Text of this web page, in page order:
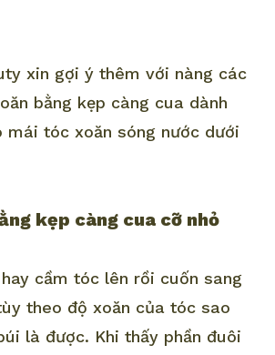
xin gợi ý thêm với nàng các
bằng kẹp càng cua dành
mái tóc xoăn sóng nước dưới
kẹp càng cua cỡ nhỏ
cầm tóc lên rồi cuốn sang
theo độ xoăn của tóc sao
là được. Khi thấy phần đuôi